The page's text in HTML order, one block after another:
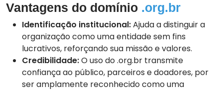
Vantagens do domínio .org.br
Identificação institucional:Ajuda a distinguir a
organização como uma entidade sem fins
lucrativos, reforçando sua missão e valores.
Credibilidade:O uso do .org.br transmite
confiança ao público, parceiros e doadores, por
ser amplamente reconhecido como uma